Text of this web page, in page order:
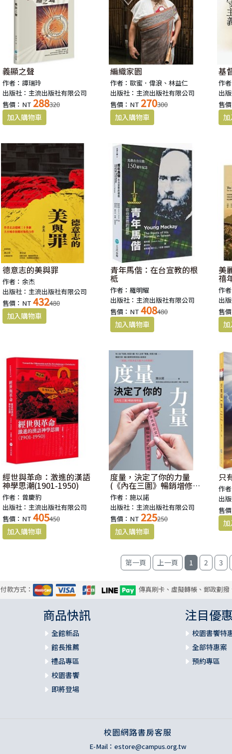
義顯之聲
作者：譚瑞玲
出版社：主流出版社有限公司
售價：NT 288320
編織家園
作者：歐蜜．偉浪、林益仁
出版社：主流出版社有限公司
售價：NT270300
基
作
出
售
德意志的美與罪
作者：余杰
出版社：主流出版社有限公司
售價：NT 432480
青年馬偕：在台宣教的根
柢
作者：羅明耀
出版社：主流出版社有限公司
售價：NT408480
美
禧
語
作
出
售
經世與革命：激進的漢語
神學思潮(1901-1950)
作者：曾慶豹
出版社：主流出版社有限公司
售價：NT 405450
度量，決定了你的力量
(《內在三圍》暢銷增修
版)
作者：施以諾
出版社：主流出版社有限公司
售價：NT225250
只
作
出
售
1 2 3
付款方式： 傳真刷卡、虛擬轉帳、郵政劃
商品快訊
全館新品
館長推薦
禮品專區
校園書饗
即將登場
注目優惠
校園書饗特
全部特惠案
預約專區
校園網路書房客服
E-Mail： estore@campus.org.tw